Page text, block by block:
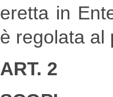
eretta in
è regolata al
ART. 2